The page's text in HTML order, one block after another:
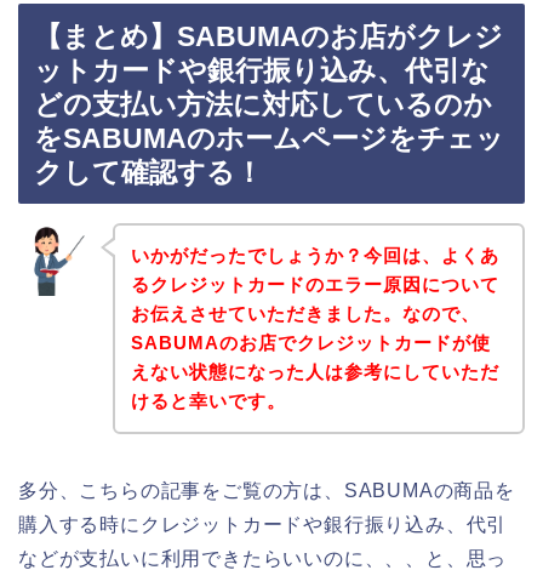
【まとめ】SABUMAのお店がクレジ
ットカードや銀行振り込み、代引な
どの支払い方法に対応しているのか
をSABUMAのホームページをチェッ
クして確認する！
いかがだったでしょうか？今回は、よくあ
るクレジットカードのエラー原因について
お伝えさせていただきました。なので、
SABUMAのお店でクレジットカードが使
えない状態になった人は参考にしていただ
けると幸いです。
多分、こちらの記事をご覧の方は、SABUMAの商品を
購入する時にクレジットカードや銀行振り込み、代引
などが支払いに利用できたらいいのに、、、と、思っ